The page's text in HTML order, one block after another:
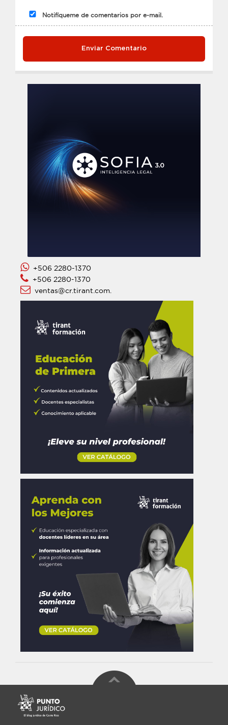
Notifíqueme de comentarios por e-mail.
+506 2280-1370
+506 2280-1370
ventas@cr.tirant.com.